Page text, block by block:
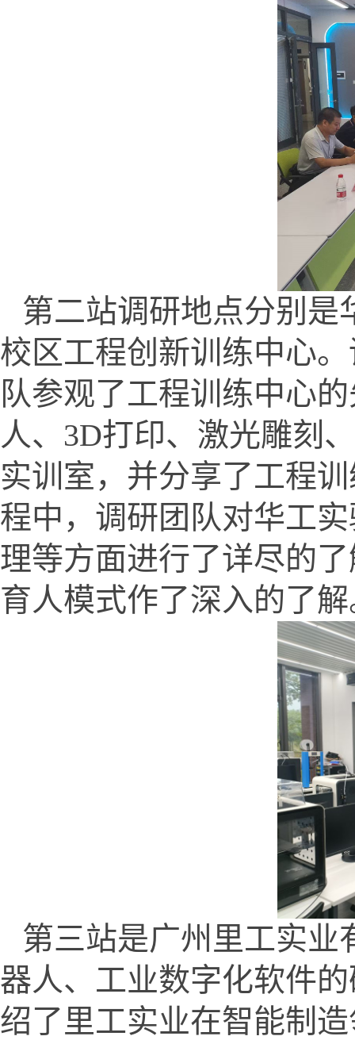
第二站调研地点分别是
校区工程创新训练中心
队参观了工程训练中心
人、3D打印、激光雕刻
实训室，并分享了工程
程中，调研团队对华工
理等方面进行了详尽的
育人模式作了深入的了
第三站是广州里工实业
器人、工业数字化软件
绍了里工实业在智能制